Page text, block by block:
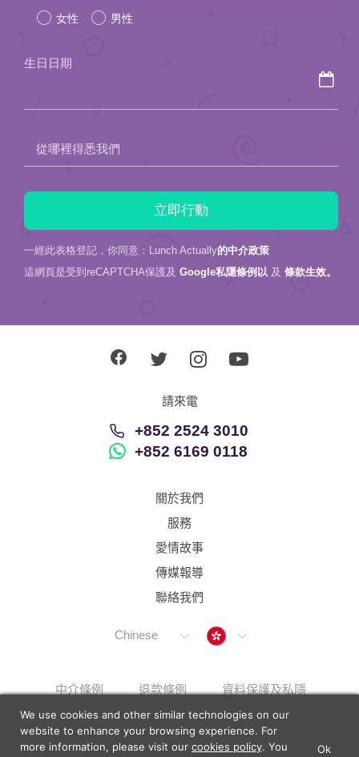
this 女性 男性
生日日期
從哪裡得悉我們
一經此表格登記，你同意：Lunch Actually的中介政策
這網頁是受到reCAPTCHA保護及 Google私隱條例以 及 條款生效。
請來電
+852 2524 3010
+852 6169 0118
關於我們
服務
愛情故事
傳媒報導
聯絡我們
Chinese Hong Kong
中介條例 退款條例 資料保護及私隱
解決上訴步驟 Sitemap
We use cookies and other similar technologies on our
website to enhance your browsing experience. For
more information, please visit our cookies policy. You
Ok